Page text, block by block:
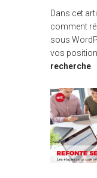
Dans cet
comment
sous
vos
recherche